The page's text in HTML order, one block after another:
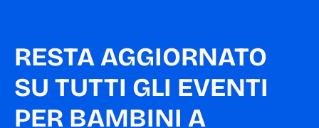
RESTA AGGIORNATO
SU TUTTI GLI EVENTI
PER BAMBINI A